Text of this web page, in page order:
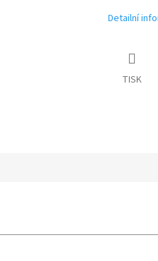
Detailní
TISK